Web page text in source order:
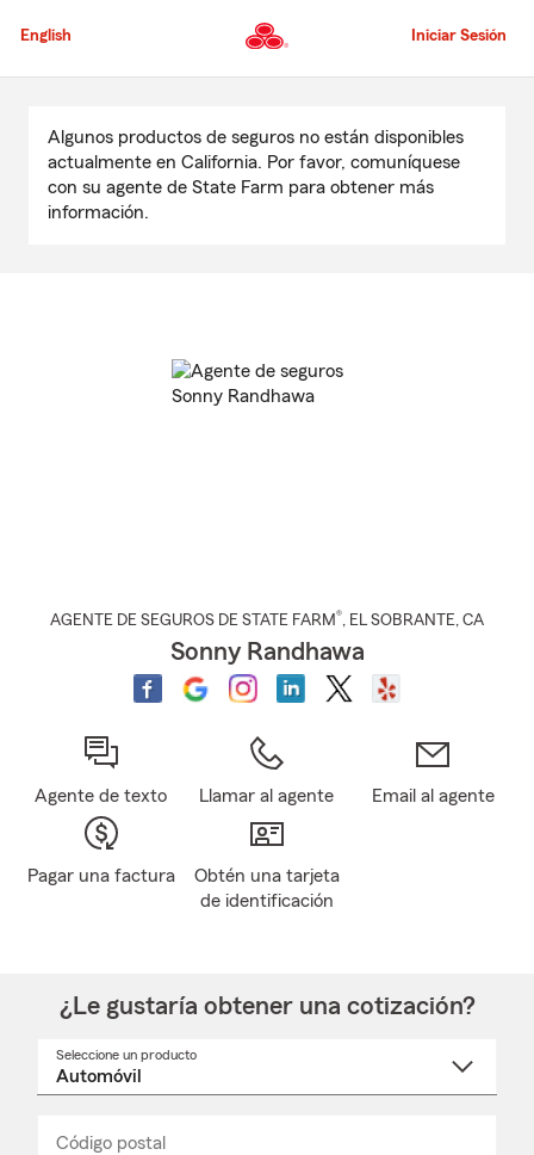
al
principal
English Iniciar Sesión
contenido
principal
Algunos productos de seguros no están disponibles
actualmente en California. Por favor, comuníquese
con su agente de State Farm para obtener más
información.
AGENTE DE SEGUROS DE STATE FARM®, EL SOBRANTE, CA
Sonny Randhawa
Agente de texto Llamar al agente Email al agente
Pagar una factura
Obtén una tarjeta
de identificación
¿Le gustaría obtener una cotización?
Seleccione un producto
Código postal
_____